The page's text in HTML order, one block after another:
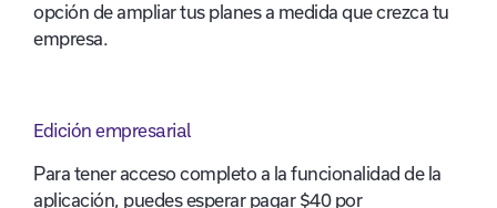
opción de ampliar tus planes a medida que crezca tu
empresa.
Edición empresarial
Para tener acceso completo a la funcionalidad de la
aplicación, puedes esperar pagar $40 por